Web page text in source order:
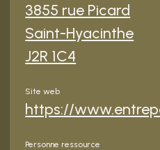
3855 rue Picard
Saint-Hyacinthe
J2R 1C4
Site web
https://
Personne ressource